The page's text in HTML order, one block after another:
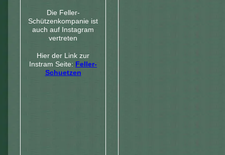
Die Feller-
Schützenkompanie ist
auch auf Instagram
vertreten
Hier der Link zur
Instram Seite: Feller-
Schuetzen